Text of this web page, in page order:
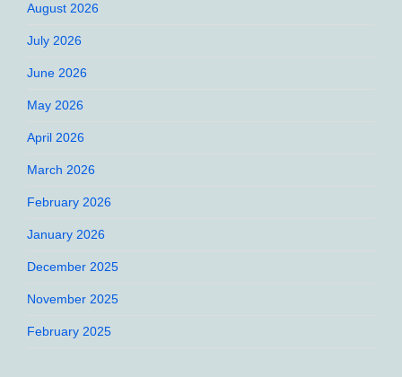
August 2026
July 2026
June 2026
May 2026
April 2026
March 2026
February 2026
January 2026
December 2025
November 2025
February 2025